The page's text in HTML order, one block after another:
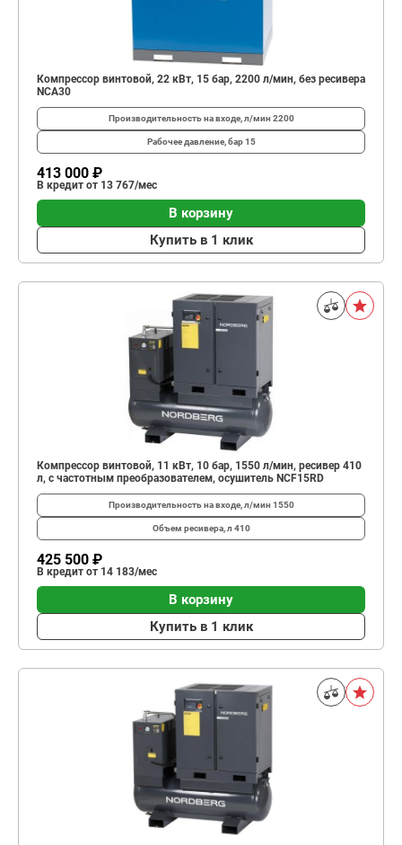
Компрессор винтовой, 22 кВт, 15 бар, 2200 л/мин, без ресивера
NCA30
Производительность на входе, л/мин 2200
Рабочее давление, бар15
413 000 ₽
В кредит от 13 767/мес
В корзину
Купить в 1 клик
Компрессор винтовой, 11 кВт, 10 бар, 1550 л/мин, ресивер 410
л, с частотным преобразователем, осушитель NCF15RD
Производительность на входе, л/мин 1550
Объем ресивера, л 410
425 500 ₽
В кредит от 14 183/мес
В корзину
Купить в 1 клик